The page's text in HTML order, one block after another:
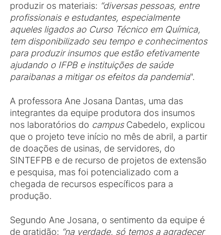
produzir os materiais: “diversas pessoas, entre
profissionais e estudantes, especialmente
aqueles ligados ao Curso Técnico em Química,
tem disponibilizado seu tempo e conhecimentos
para produzir insumos que estão efetivamente
ajudando o IFPB e instituições de saúde
paraibanas a mitigar os efeitos da pandemia".
A professora Ane Josana Dantas, uma das
integrantes da equipe produtora dos insumos
nos laboratórios do campusCabedelo, explicou
que o projeto teve início no mês de abril, a partir
de doações de usinas, de servidores, do
SINTEFPB e de recurso de projetos de extensão
e pesquisa, mas foi potencializado com a
chegada de recursos específicos para a
produção.
Segundo Ane Josana, o sentimento da equipe é
de gratidão: “na verdade, só temos a agradecer